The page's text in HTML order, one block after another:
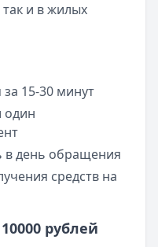
где
ускоряет
Ru: как
займа от Bigmani
и в жилых
за 15-30 минут
один
в день обращения
средств на
рублей